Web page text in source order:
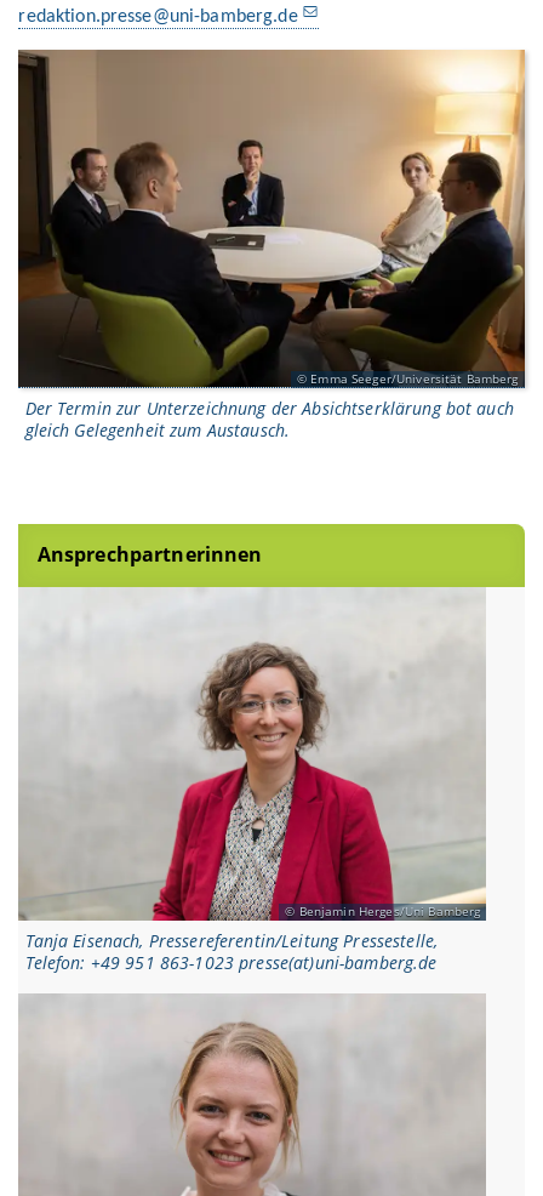
Emma Seeger/Universität Bamberg
Der Termin zur Unterzeichnung der Absichtserklärung bot auch
gleich Gelegenheit zum Austausch.
redaktion.presse@uni-bamberg.de
Ansprechpartnerinnen
Benjamin Herges/Uni Bamberg
Tanja Eisenach, Pressereferentin/Leitung Pressestelle,
Telefon: +49 951 863-1023 presse(at)uni-bamberg.de